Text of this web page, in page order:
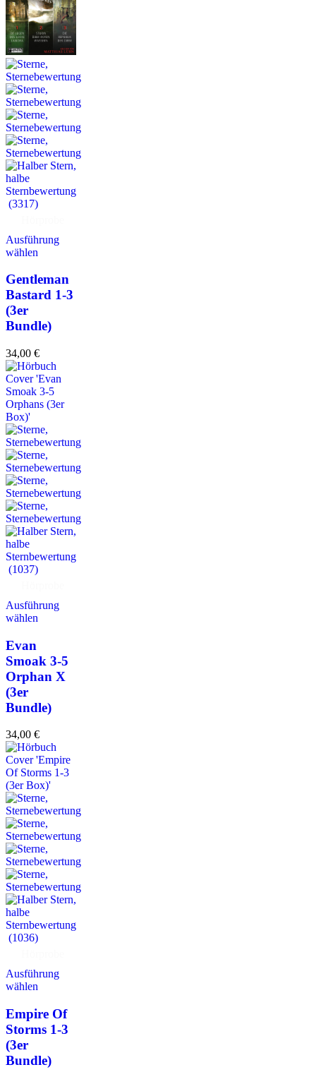
(3317)
Ausführung
wählen
Gentleman
Bastard 1-3
(3er
Bundle)
34,00 €
(1037)
Ausführung
wählen
Evan
Smoak 3-5
Orphan X
(3er
Bundle)
34,00 €
(1036)
Ausführung
wählen
Empire Of
Storms 1-3
(3er
Bundle)